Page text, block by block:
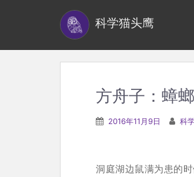
科学猫头鹰
方舟子：蟑
2016年11月9日 科
洞庭湖边鼠满为患的